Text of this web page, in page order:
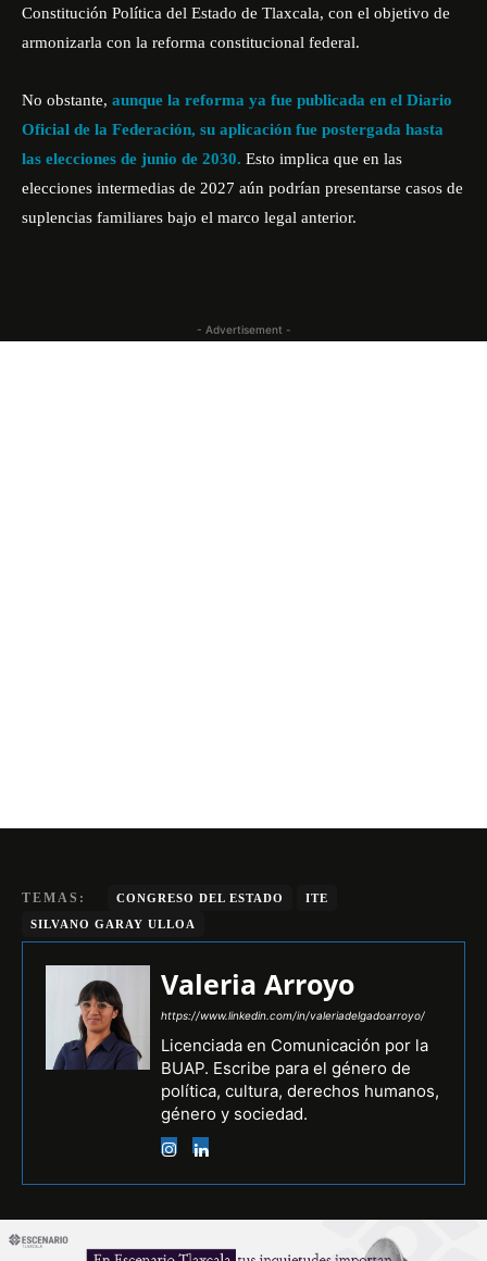
Constitución Política del Estado de Tlaxcala, con el objetivo de
armonizarla con la reforma constitucional federal.
No obstante, aunque la reforma ya fue publicada en el Diario
Oficial de la Federación, su aplicación fue postergada hasta
las elecciones de junio de 2030. Esto implica que en las
elecciones intermedias de 2027 aún podrían presentarse casos de
suplencias familiares bajo el marco legal anterior.
- Advertisement -
TEMAS: CONGRESO DEL ESTADO
ITE
SILVANO GARAY ULLOA
Valeria Arroyo
https://www.linkedin.com/in/valeriadelgadoarroyo/
Licenciada en Comunicación por la
BUAP. Escribe para el género de
política, cultura, derechos humanos,
género y sociedad.